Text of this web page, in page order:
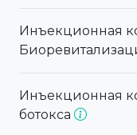
Инъекционная
Инъекционная
ботокса